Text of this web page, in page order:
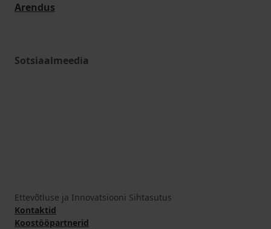
Arendus
Sotsiaalmeedia
Ettevõtluse ja Innovatsiooni Sihtasutus
Kontaktid
Koostööpartnerid